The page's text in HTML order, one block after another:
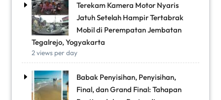
Terekam Kamera Motor Nyaris
Jatuh Setelah Hampir Tertabrak
Mobil di Perempatan Jembatan
Tegalrejo, Yogyakarta
2 views per day
Babak Penyisihan, Penyisihan,
Final, dan Grand Final: Tahapan